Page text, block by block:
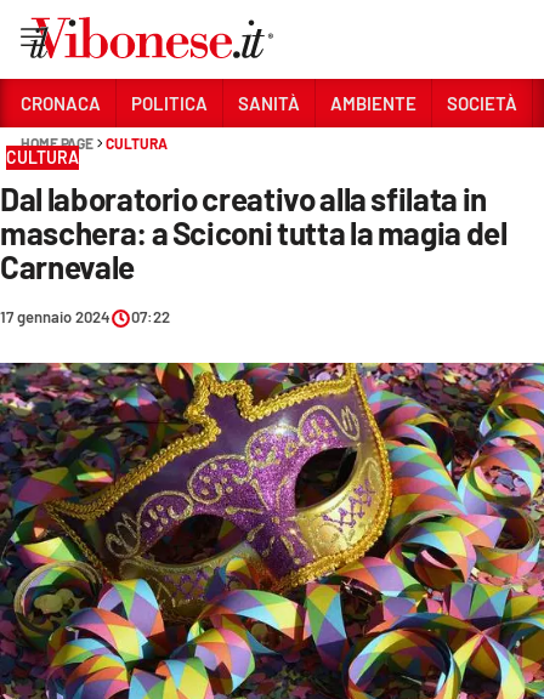
Sezioni
CRONACA
POLITICA
SOCIETÀ
CULTURA
ECONOMIA E LAVORO
EVENTI
SPORT
Streaming
CRONACA POLITICA SANITÀ AMBIENTE SOCIETÀ
HOME PAGE CULTURA
CULTURA
Dal laboratorio creativo alla sfilata in
maschera: a Sciconi tutta la magia del
Carnevale
17 gennaio 2024 07:22